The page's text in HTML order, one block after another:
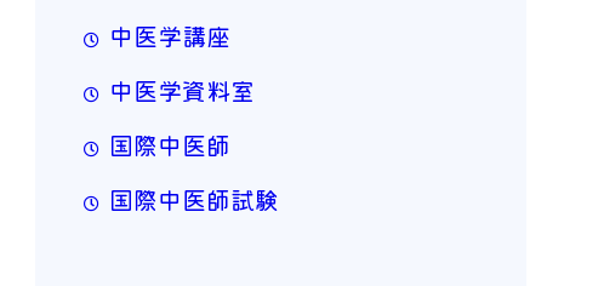
中医学講座
中医学資料室
国際中医師
国際中医師試験